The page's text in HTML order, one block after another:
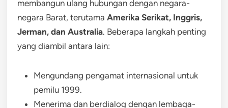
membangun ulang hubungan dengan negara-
negara Barat, terutama Amerika Serikat, Inggris,
Jerman, dan Australia. Beberapa langkah penting
yang diambil antara lain:
Mengundang pengamat internasional untuk
pemilu 1999.
Menerima dan berdialog dengan lembaga-